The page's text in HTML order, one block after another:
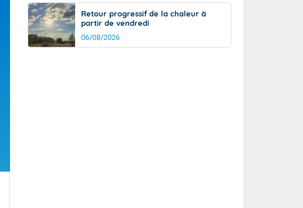
Retour progressif de la chaleur à
partir de vendredi
06/08/2026